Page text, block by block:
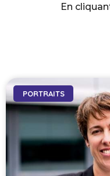
En
PORTRAITS